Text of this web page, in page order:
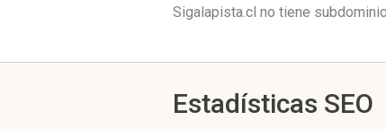
Sigalapista.cl no tiene
Estadísticas SEO